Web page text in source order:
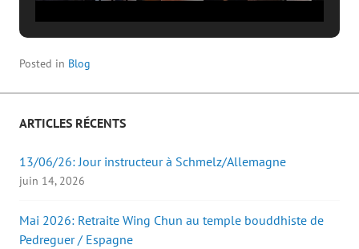
Posted in Blog
ARTICLES RÉCENTS
13/06/26: Jour instructeur à Schmelz/Allemagne
juin 14, 2026
Mai 2026: Retraite Wing Chun au temple bouddhiste de
Pedreguer / Espagne